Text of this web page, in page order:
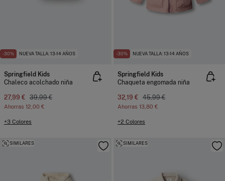
-30% NUEVA TALLA: 13-14 AÑOS
Springfield Kids
Chaleco acolchado niña
27,99 € 39,99 €
Ahorras 12,00 €
+3 Colores
-30% NUEVA TALLA: 13-14 AÑOS
Springfield Kids
Chaqueta engomada niña
32,19 € 45,99 €
Ahorras 13,80 €
+2 Colores
SIMILARES SIMILARES